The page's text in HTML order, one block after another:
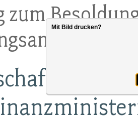
zum
Mit Bild drucken?